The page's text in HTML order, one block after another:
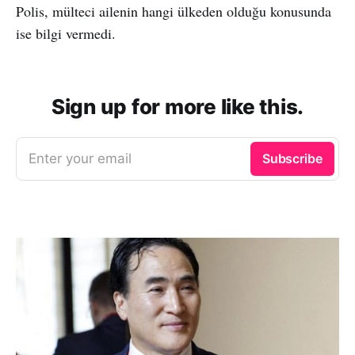
Polis, mülteci ailenin hangi ülkeden olduğu konusunda
ise bilgi vermedi.
Sign up for more like this.
Enter your email Subscribe